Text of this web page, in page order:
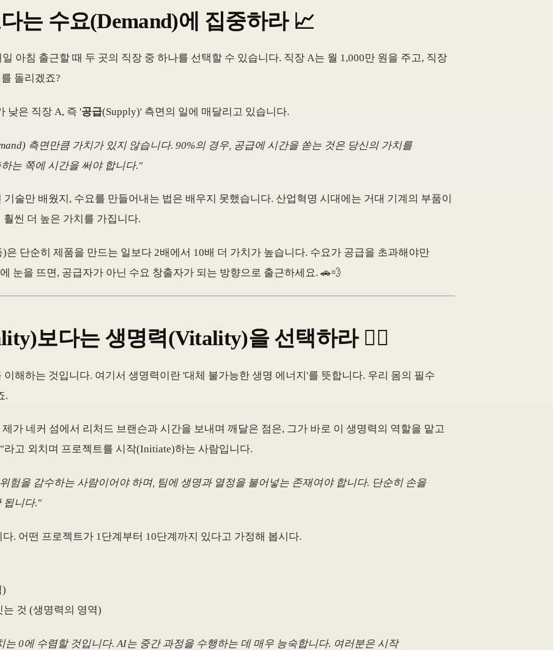
는 수요(Demand)에 집중하라 📈
아침 출근할 때 두 곳의 직장 중 하나를 선택할 수 있습니다. 직장 A는 월 1,000만 원을 주고, 직장
돌리겠죠?
낮은 직장 A, 즉 '공급(Supply)' 측면의 일에 매달리고 있습니다.
측면만큼 가치가 있지 않습니다. 90%의 경우, 공급에 시간을 쏟는 것은 당신의 가치를
는 쪽에 시간을 써야 합니다."
술만 배웠지, 수요를 만들어내는 법은 배우지 못했습니다. 산업혁명 시대에는 거대 기계의 부품이
훨씬 더 높은 가치를 가집니다.
은 단순히 제품을 만드는 일보다 2배에서 10배 더 가치가 높습니다. 수요가 공급을 초과해야만
눈을 뜨면, 공급자가 아닌 수요 창출자가 되는 방향으로 출근하세요. 🚗💨
보다는 생명력(Vitality)을 선택하라 ❤️‍🔥
해하는 것입니다. 여기서 생명력이란 '대체 불가능한 생명 에너지'를 뜻합니다. 우리 몸의 필수
.
가 네커 섬에서 리처드 브랜슨과 시간을 보내며 깨달은 점은, 그가 바로 이 생명력의 역할을 맡고
고 외치며 프로젝트를 시작(Initiate)하는 사람입니다.
험을 감수하는 사람이어야 하며, 팀에 생명과 열정을 불어넣는 존재여야 합니다. 단순히 손을
됩니다."
. 어떤 프로젝트가 1단계부터 10단계까지 있다고 가정해 봅시다.
)
것 (생명력의 영역)
0에 수렴할 것입니다. AI는 중간 과정을 수행하는 데 매우 능숙합니다. 여러분은 시작